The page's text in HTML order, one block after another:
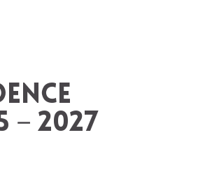
－2027